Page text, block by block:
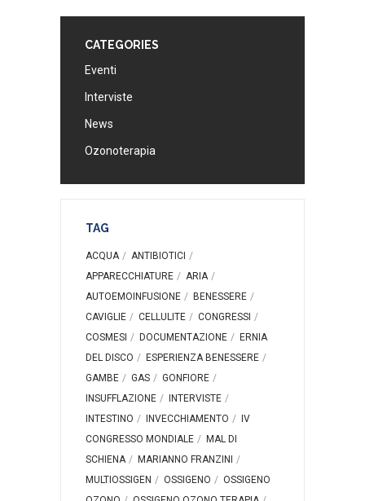
CATEGORIES
Eventi
Interviste
News
Ozonoterapia
TAG
ACQUA
ANTIBIOTICI
APPARECCHIATURE
ARIA
AUTOEMOINFUSIONE
BENESSERE
CAVIGLIE
CELLULITE
CONGRESSI
COSMESI
DOCUMENTAZIONE
ERNIA
DEL DISCO
ESPERIENZA BENESSERE
GAMBE
GAS
GONFIORE
INSUFFLAZIONE
INTERVISTE
INTESTINO
INVECCHIAMENTO
IV
CONGRESSO MONDIALE
MAL DI
SCHIENA
MARIANNO FRANZINI
MULTIOSSIGEN
OSSIGENO
OSSIGENO